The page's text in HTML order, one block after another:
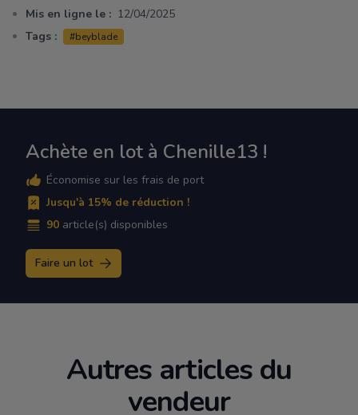
Mis en ligne le : 12/04/2025
Tags :
#beyblade
Achète en lot à Chenille13 !
Économise sur les frais de port
Jusqu'à 15% de réduction !
90 article(s) disponibles
Faire un lot
Autres articles du
vendeur